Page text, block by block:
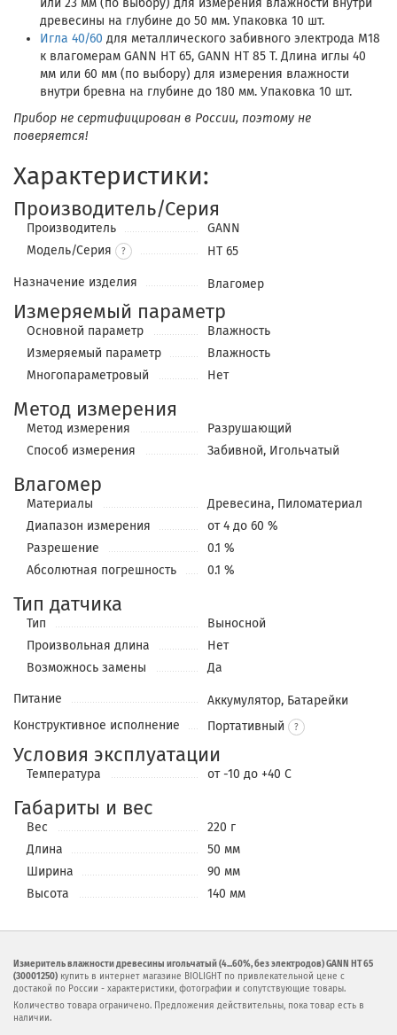
древесины на глубине до 50 мм. Упаковка 10 шт.
Игла 40/60 для металлического забивного электрода М18
к влагомерам GANN HT 65, GANN HT 85 T. Длина иглы 40
мм или 60 мм (по выбору) для измерения влажности
внутри бревна на глубине до 180 мм. Упаковка 10 шт.
Прибор не сертифицирован в России, поэтому не
поверяется!
Характеристики:
Производитель/Серия
Производитель
GANN
Модель/Серия
? HT 65
Назначение изделия Влагомер
Измеряемый параметр
Основной параметр
Влажность
Измеряемый параметр
Влажность
Многопараметровый
Нет
Метод измерения
Метод измерения
Разрушающий
Cпособ измерения
Забивной, Игольчатый
Влагомер
Материалы
Древесина, Пиломатериал
Диапазон измерения
от 4 до 60 %
Разрешение
0.1 %
Абсолютная погрешность
0.1 %
Тип датчика
Тип
Выносной
Произвольная длина
Нет
Возможнось замены
Да
Питание
Аккумулятор, Батарейки
Конструктивное исполнение
Портативный
Условия эксплуатации
Температура от -10 до +40 С
Габариты и вес
Вес
220 г
Длина
50 мм
Ширина
90 мм
Высота
140 мм
Измеритель влажности древесины игольчатый (4...60%, без электродов) GANN HT 65
(30001250) купить в интернет магазине BIOLIGHT по привлекательной цене с
достакой по России - характеристики, фотографии и сопутствующие товары.
Количество товара ограничено. Предложения действительны, пока товар есть в
наличии.